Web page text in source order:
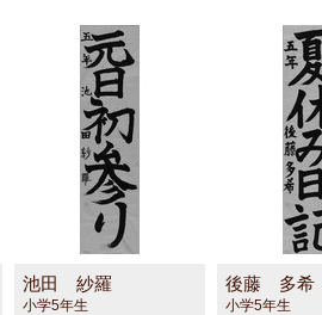
池田 紗羅
小学5年生
後藤 多希
小学5年生